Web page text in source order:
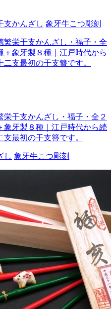
支かんざし 象牙牛こつ彫刻
干支かんざし・福子・全２
象牙製８種｜江戸時代から続
最初の干支簪です。
し 象牙牛こつ彫刻